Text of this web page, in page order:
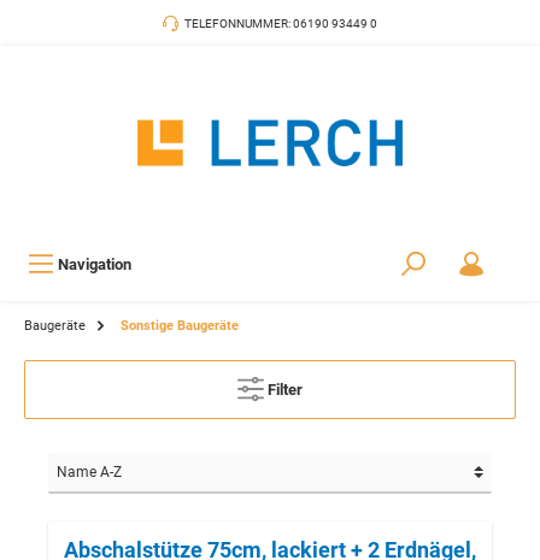
TELEFONNUMMER: 06190 93449 0
Navigation
Baugeräte Sonstige Baugeräte
Filter
Abschalstütze 75cm, lackiert + 2 Erdnägel,